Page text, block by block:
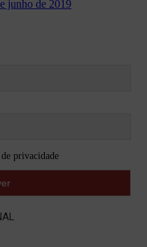
junho de 2019
privacidade